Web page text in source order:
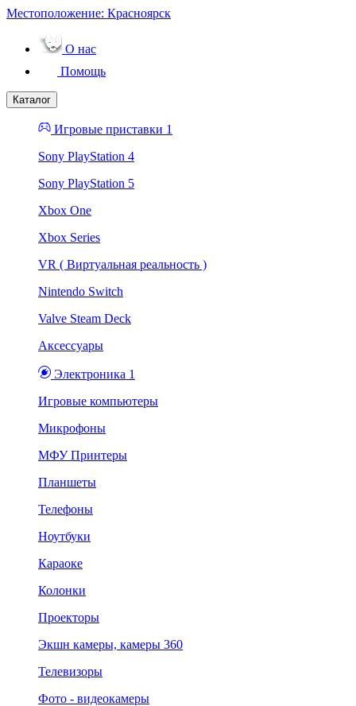
Местоположение: Красноярск
О нас
Помощь
Каталог
Игровые приставки 1
Sony PlayStation 4
Sony PlayStation 5
Xbox One
Xbox Series
VR ( Виртуальная реальность )
Nintendo Switch
Valve Steam Deck
Аксессуары
Электроника 1
Игровые компьютеры
Микрофоны
МФУ Принтеры
Планшеты
Телефоны
Ноутбуки
Караоке
Колонки
Проекторы
Экшн камеры, камеры 360
Телевизоры
Фото - видеокамеры